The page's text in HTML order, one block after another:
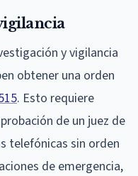
y vigilancia
obtener una orden
. Esto requiere
de un juez de
telefónicas sin orden
de emergencia,